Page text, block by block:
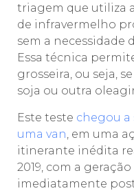
triagem que utiliza
de infravermelho
sem a necessidade
Essa técnica
grosseira, ou seja,
soja ou outra
Este teste chegou a
uma van , em uma
itinerante inédita
2019, com a
imediatamente